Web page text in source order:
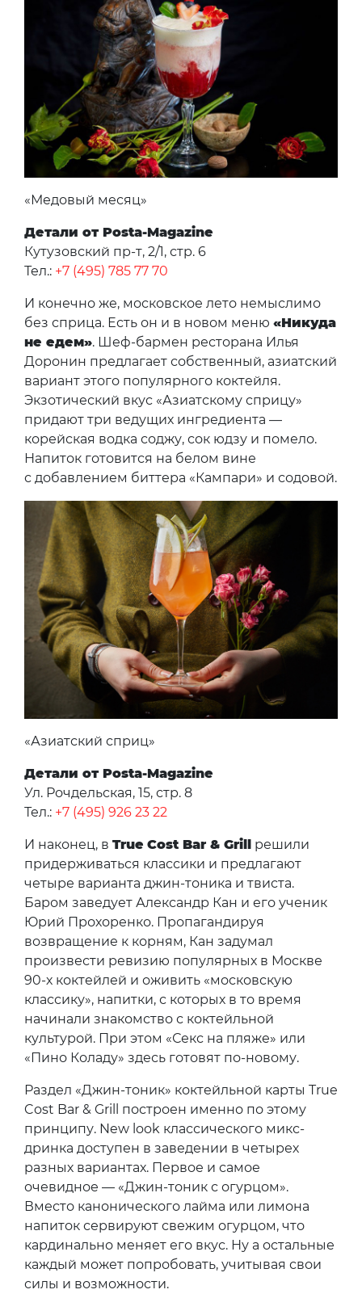
«Медовый месяц»
Детали от Posta-Magazine
Кутузовский пр-т, 2/1, стр. 6
Тел.: +7 (495) 785 77 70
И конечно же, московское лето немыслимо
без сприца. Есть он и в новом меню «Никуда
не едем». Шеф-бармен ресторана Илья
Доронин предлагает собственный, азиатский
вариант этого популярного коктейля.
Экзотический вкус «Азиатскому сприцу»
придают три ведущих ингредиента —
корейская водка соджу, сок юдзу и помело.
Напиток готовится на белом вине
с добавлением биттера «Кампари» и содовой.
«Азиатский сприц»
Детали от Posta-Magazine
Ул. Рочдельская, 15, стр. 8
Тел.: +7 (495) 926 23 22
И наконец, в True Cost Bar & Grill решили
придерживаться классики и предлагают
четыре варианта джин-тоника и твиста.
Баром заведует Александр Кан и его ученик
Юрий Прохоренко. Пропагандируя
возвращение к корням, Кан задумал
произвести ревизию популярных в Москве
90-х коктейлей и оживить «московскую
классику», напитки, с которых в то время
начинали знакомство с коктейльной
культурой. При этом «Секс на пляже» или
«Пино Коладу» здесь готовят по-новому.
Раздел «Джин-тоник» коктейльной карты True
Cost Bar & Grill построен именно по этому
принципу. New look классического микс-
дринка доступен в заведении в четырех
разных вариантах. Первое и самое
очевидное — «Джин-тоник с огурцом».
Вместо канонического лайма или лимона
напиток сервируют свежим огурцом, что
кардинально меняет его вкус. Ну а остальные
каждый может попробовать, учитывая свои
силы и возможности.